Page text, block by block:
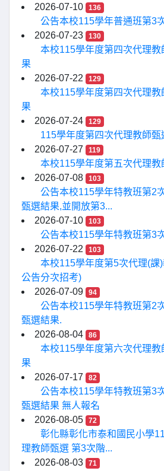
2026-07-10
136
公告本校115學年普通班第3
2026-07-23
130
本校115學年度第四次代理
果
2026-07-22
129
本校115學年度第四次代理
果
2026-07-24
129
115學年度第四次代理教師甄
2026-07-27
119
本校115學年度第五次代理
2026-07-08
103
公告本校115學年特教班第2
甄選結果,並開放第3...
2026-07-10
103
公告本校115學年特教班第3
2026-07-22
103
本校115學年度第5次代理(課
公告分次招考)
2026-07-09
94
公告本校115學年特教班第2
甄選結果.
2026-08-04
86
本校115學年度第六次代理
果
2026-07-17
82
公告本校115學年特教班第3
甄選結果 無人報名
2026-08-05
72
彰化縣彰化市泰和國民小學
理教師甄選 第3次階...
2026-08-03
71